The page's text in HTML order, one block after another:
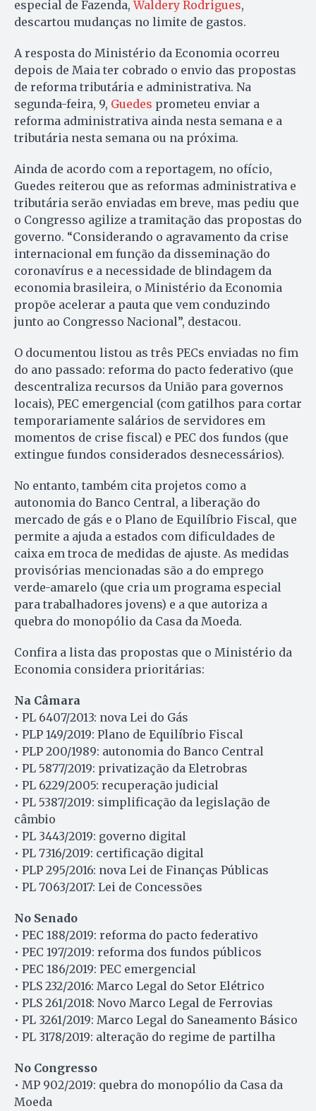
especial de Fazenda,Waldery Rodrigues,
descartou mudanças no limite de gastos.
A resposta do Ministério da Economia ocorreu
depois de Maia ter cobrado o envio das propostas
de reforma tributária e administrativa. Na
segunda-feira, 9, Guedes prometeu enviar a
reforma administrativa ainda nesta semana e a
tributária nesta semana ou na próxima.
Ainda de acordo com a reportagem, no ofício,
Guedes reiterou que as reformas administrativa e
tributária serão enviadas em breve, mas pediu que
o Congresso agilize a tramitação das propostas do
governo. “Considerando o agravamento da crise
internacional em função da disseminação do
coronavírus e a necessidade de blindagem da
economia brasileira, o Ministério da Economia
propõe acelerar a pauta que vem conduzindo
junto ao Congresso Nacional”, destacou.
O documentou listou as três PECs enviadas no fim
do ano passado: reforma do pacto federativo (que
descentraliza recursos da União para governos
locais), PEC emergencial (com gatilhos para cortar
temporariamente salários de servidores em
momentos de crise fiscal) e PEC dos fundos (que
extingue fundos considerados desnecessários).
No entanto, também cita projetos como a
autonomia do Banco Central, a liberação do
mercado de gás e o Plano de Equilíbrio Fiscal, que
permite a ajuda a estados com dificuldades de
caixa em troca de medidas de ajuste. As medidas
provisórias mencionadas são a do emprego
verde-amarelo (que cria um programa especial
para trabalhadores jovens) e a que autoriza a
quebra do monopólio da Casa da Moeda.
Confira a lista das propostas que o Ministério da
Economia considera prioritárias:
Na Câmara
• PL 6407/2013: nova Lei do Gás
• PLP 149/2019: Plano de Equilíbrio Fiscal
• PLP 200/1989: autonomia do Banco Central
• PL 5877/2019: privatização da Eletrobras
• PL 6229/2005: recuperação judicial
• PL 5387/2019: simplificação da legislação de
câmbio
• PL 3443/2019: governo digital
• PL 7316/2019: certificação digital
• PLP 295/2016: nova Lei de Finanças Públicas
• PL 7063/2017: Lei de Concessões
No Senado
• PEC 188/2019: reforma do pacto federativo
• PEC 197/2019: reforma dos fundos públicos
• PEC 186/2019: PEC emergencial
• PLS 232/2016: Marco Legal do Setor Elétrico
• PLS 261/2018: Novo Marco Legal de Ferrovias
• PL 3261/2019: Marco Legal do Saneamento Básico
• PL 3178/2019: alteração do regime de partilha
No Congresso
• MP 902/2019: quebra do monopólio da Casa da
Moeda